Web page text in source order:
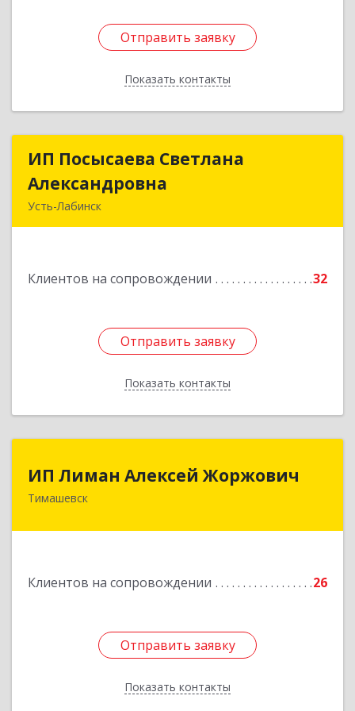
Отправить заявку
Показать контакты
Отправить заявку
Назад
ИП Посысаева Светлана
Александровна
Усть-Лабинск
Клиентов на сопровождении 32
Отправить заявку
Показать контакты
ИП Посысаева Светлана
Подробнее
Отправить заявку
Назад
ИП Лиман Алексей Жоржович
Тимашевск
Клиентов на сопровождении 26
Отправить заявку
Показать контакты
ИП Лиман Алексей Жоржович
352731, Краснодарский край, Тимашевский р-н,
Отправить заявку
Назад